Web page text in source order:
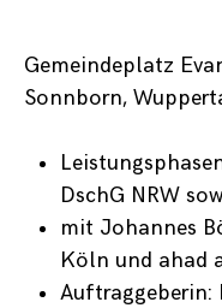
Gemeindeplatz
Sonnborn,
DschG NRW
mit Johannes
Köln und ahad
Auftraggeberin: